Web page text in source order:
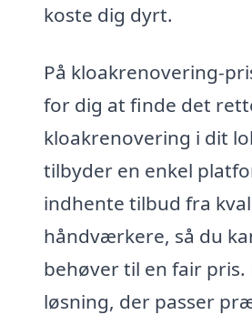
koste dig dyrt.
På kloakrenovering-
for dig at finde det
kloakrenovering i dit
tilbyder en enkel
indhente tilbud fra
håndværkere, så du
behøver til en fair pris.
løsning, der passer